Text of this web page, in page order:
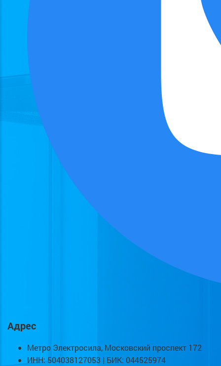
Адрес
Метро Электросила, Московский проспект 172
ИНН: 504038127053 | БИК: 044525974